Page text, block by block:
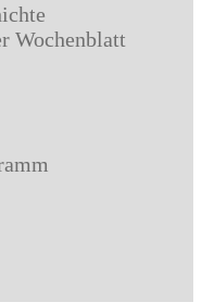
Wochenblatt